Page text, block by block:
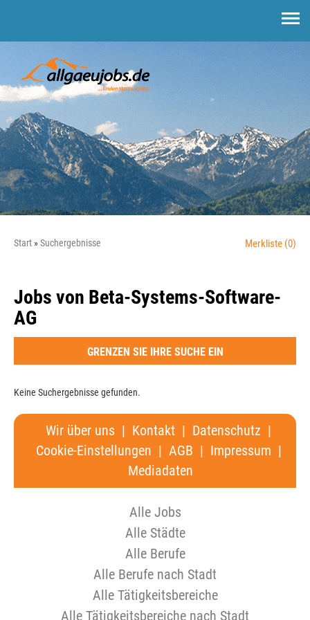
Start Suchergebnisse Merkliste (0)
Jobs von Beta-Systems-Software-
AG
GRENZEN SIE IHRE SUCHE EIN
Keine Suchergebnisse gefunden.
Wir über uns | Kontakt | Datenschutz |
Cookie-Einstellungen | AGB | Impressum |
Mediadaten
Alle Jobs
Alle Städte
Alle Berufe
Alle Berufe nach Stadt
Alle Tätigkeitsbereiche
Alle Tätigkeitsbereiche nach Stadt